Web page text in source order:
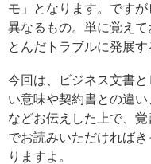
モ」となります。です
異なるもの。単に覚えて
とんだトラブルに発展
今回は、ビジネス文書
い意味や契約書との違
などお伝えした上で、
でお読みいただければ
りますよ。